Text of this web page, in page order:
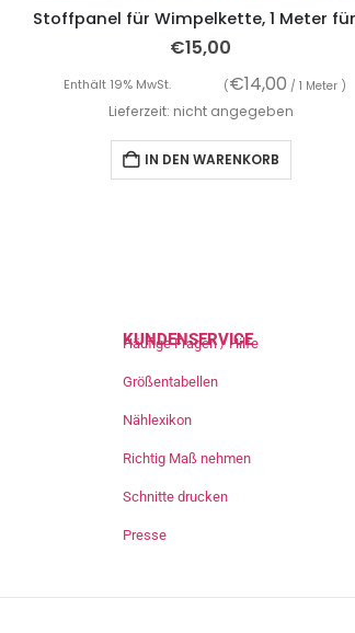
€15,00
Enthält 19% MwSt. (€14,00 / 1 Meter )
Lieferzeit: nicht angegeben
IN DEN WARENKORB
KUNDENSERVICE
Häufige Fragen / Hilfe
Größentabellen
Nählexikon
Richtig Maß nehmen
Schnitte drucken
Presse